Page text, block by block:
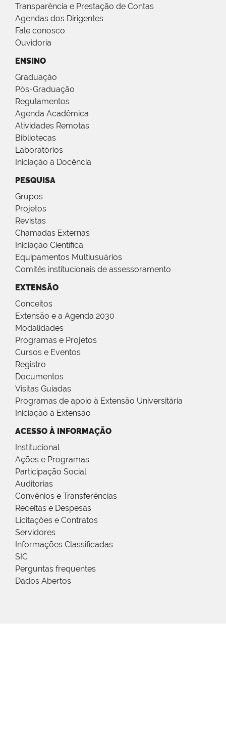
Transparência e Prestação de Contas
Agendas dos Dirigentes
Fale conosco
Ouvidoria
ENSINO
Graduação
Pós-Graduação
Regulamentos
Agenda Acadêmica
Atividades Remotas
Bibliotecas
Laboratórios
Iniciação à Docência
PESQUISA
Grupos
Projetos
Revistas
Chamadas Externas
Iniciação Científica
Equipamentos Multiusuários
Comitês institucionais de assessoramento
EXTENSÃO
Conceitos
Extensão e a Agenda 2030
Modalidades
Programas e Projetos
Cursos e Eventos
Registro
Documentos
Visitas Guiadas
Programas de apoio à Extensão Universitária
Iniciação à Extensão
ACESSO À INFORMAÇÃO
Institucional
Ações e Programas
Participação Social
Auditorias
Convênios e Transferências
Receitas e Despesas
Licitações e Contratos
Servidores
Informações Classificadas
SIC
Perguntas frequentes
Dados Abertos